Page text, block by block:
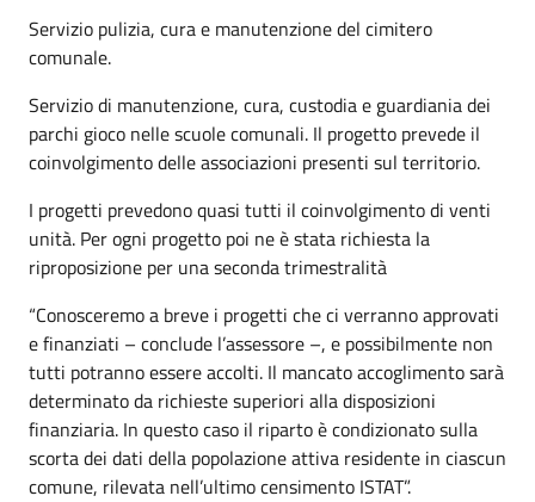
Servizio pulizia, cura e manutenzione del cimitero
comunale.
Servizio di manutenzione, cura, custodia e guardiania dei
parchi gioco nelle scuole comunali. Il progetto prevede il
coinvolgimento delle associazioni presenti sul territorio.
I progetti prevedono quasi tutti il coinvolgimento di venti
unità. Per ogni progetto poi ne è stata richiesta la
riproposizione per una seconda trimestralità
“Conosceremo a breve i progetti che ci verranno approvati
e finanziati – conclude l’assessore –, e possibilmente non
tutti potranno essere accolti. Il mancato accoglimento sarà
determinato da richieste superiori alla disposizioni
finanziaria. In questo caso il riparto è condizionato sulla
scorta dei dati della popolazione attiva residente in ciascun
comune, rilevata nell’ultimo censimento ISTAT”.